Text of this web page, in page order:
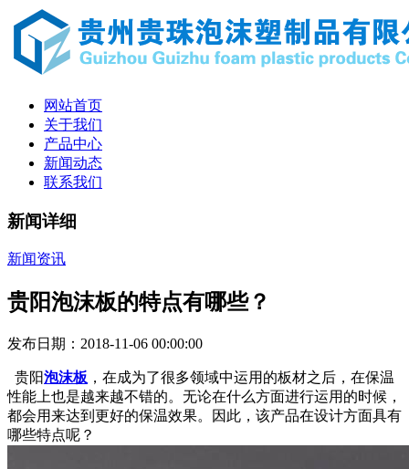
网站首页
关于我们
产品中心
新闻动态
联系我们
新闻详细
新闻资讯
贵阳泡沫板的特点有哪些？
发布日期：2018-11-06 00:00:00
贵阳泡沫板 ，在成为了很多领域中运用的板材之后，在保温
性能上也是越来越不错的。无论在什么方面进行运用的时候，
都会用来达到更好的保温效果。因此，该产品在设计方面具有
哪些特点呢？